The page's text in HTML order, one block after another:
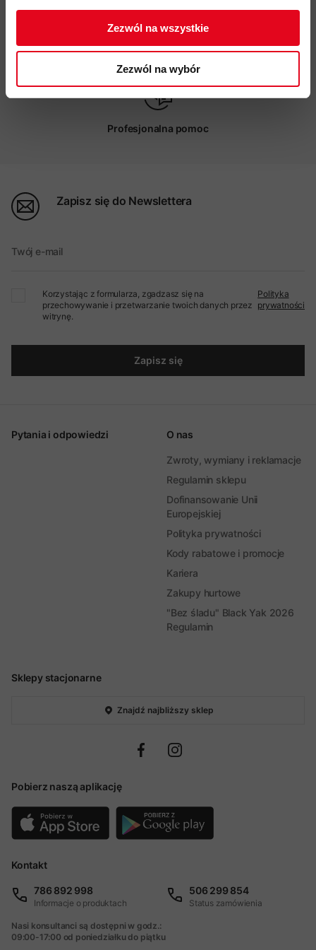
Zezwól na wszystkie
Zezwól na wybór
Możliwy odbiór w sklepie
Profesjonalna pomoc
Zapisz się do Newslettera
Twój e-mail
Korzystając z formularza, zgadzasz się na
przechowywanie i przetwarzanie twoich danych przez
witrynę.
Polityka
prywatności
Zapisz się
Sklepy stacjonarne
Znajdź najbliższy sklep
Pobierz naszą aplikację
Pytania i odpowiedzi O nas
Zwroty, wymiany i reklamacje
Regulamin sklepu
Dofinansowanie Unii
Europejskiej
Polityka prywatności
Kody rabatowe i promocje
Kariera
Zakupy hurtowe
"Bez śladu" Black Yak 2026
Regulamin
Kontakt
786 892 998
Informacje o produktach
506 299 854
Status zamówienia
Nasi konsultanci są dostępni w godz.:
09:00-17:00 od poniedziałku do piątku